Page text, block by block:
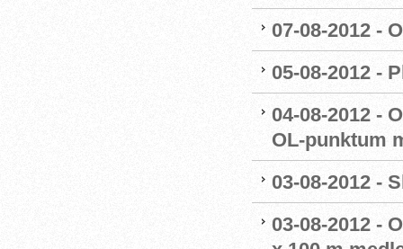
07-08-2012 -
05-08-2012 -
04-08-2012 -
OL-punktum
03-08-2012 -
03-08-2012 -